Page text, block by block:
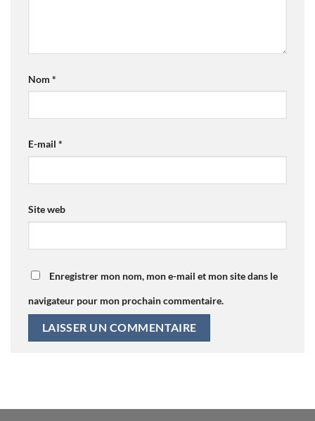
Nom *
E-mail *
Site web
Enregistrer mon nom, mon e-mail et mon site dans le
navigateur pour mon prochain commentaire.